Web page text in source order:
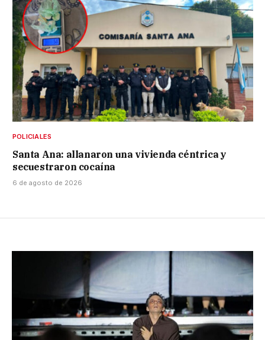
POLICIALES
Santa Ana: allanaron una vivienda céntrica y
secuestraron cocaína
6 de agosto de 2026